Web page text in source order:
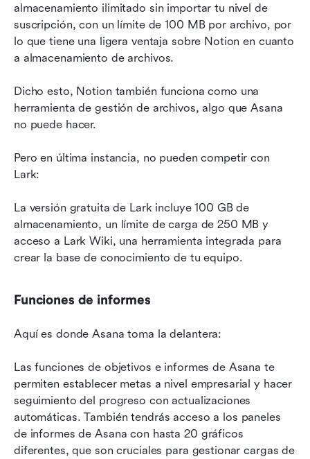
almacenamiento ilimitado sin importar tu nivel de
suscripción, con un límite de 100 MB por archivo, por
lo que tiene una ligera ventaja sobre Notion en cuanto
a almacenamiento de archivos.
Dicho esto, Notion también funciona como una
herramienta de gestión de archivos, algo que Asana
no puede hacer.
Pero en última instancia, no pueden competir con
Lark:
La versión gratuita de Lark incluye 100 GB de
almacenamiento, un límite de carga de 250 MB y
acceso a Lark Wiki, una herramienta integrada para
crear la base de conocimiento de tu equipo.
Funciones de informes
Aquí es donde Asana toma la delantera:
Las funciones de objetivos e informes de Asana te
permiten establecer metas a nivel empresarial y hacer
seguimiento del progreso con actualizaciones
automáticas. También tendrás acceso a los paneles
de informes de Asana con hasta 20 gráficos
diferentes, que son cruciales para gestionar cargas de